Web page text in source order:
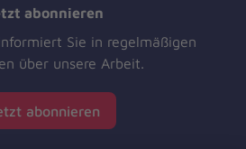
abonnieren
Sie in regelmäßigen
über unsere Arbeit.
abonnieren